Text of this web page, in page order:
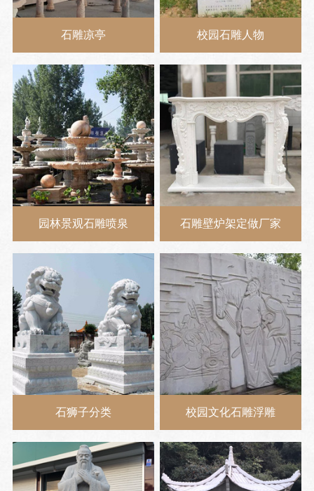
石雕凉亭 校园石雕人物
园林景观石雕喷泉 石雕壁炉架定做厂家
石狮子分类 校园文化石雕浮雕